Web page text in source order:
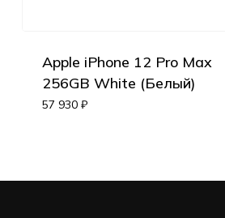
Apple iPhone 12 Pro Max
256GB White (Белый)
57 930 ₽